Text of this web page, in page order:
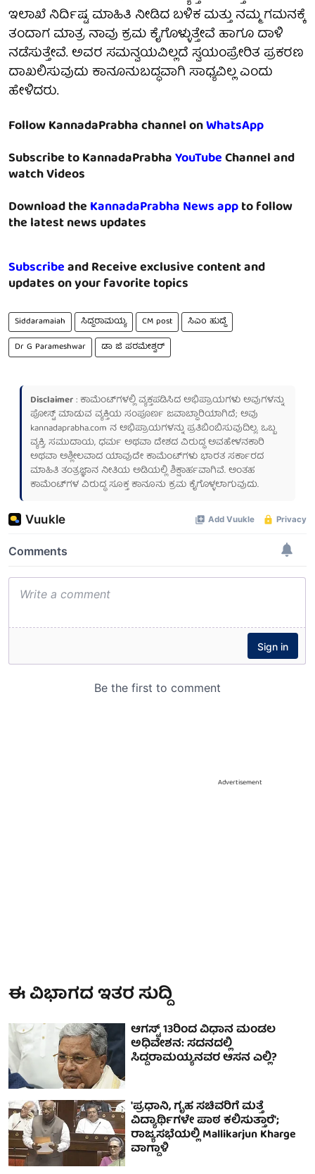
ಇಲಾಖೆ ನಿರ್ದಿಷ್ಟ ಮಾಹಿತಿ ನೀಡಿದ ಬಳಿಕ ಮತ್ತು ನಮ್ಮ ಗಮನಕ್ಕೆ
ತಂದಾಗ ಮಾತ್ರ ನಾವು ಕ್ರಮ ಕೈಗೊಳ್ಳುತ್ತೇವೆ ಹಾಗೂ ದಾಳಿ
ನಡೆಸುತ್ತೇವೆ. ಅವರ ಸಮನ್ವಯವಿಲ್ಲದೆ ಸ್ವಯಂಪ್ರೇರಿತ ಪ್ರಕರಣ
ದಾಖಲಿಸುವುದು ಕಾನೂನುಬದ್ಧವಾಗಿ ಸಾಧ್ಯವಿಲ್ಲ ಎಂದು
ಹೇಳಿದರು.
Follow KannadaPrabha channel onWhatsApp
Subscribe to KannadaPrabhaYouTubeChannel and
watch Videos
Download theKannadaPrabha News appto follow
the latest news updates
Subscribeand Receive exclusive content and
updates on your favorite topics
Siddaramaiah ಸಿದ್ದರಾಮಯ್ಯ CM post
ಸಿಎಂ ಹುದ್ದೆ
Dr G Parameshwar
ಡಾ ಜಿ ಪರಮೇಶ್ವರ್
Disclaimer: ಕಾಮೆಂಟ್‌ಗಳಲ್ಲಿ ವ್ಯಕ್ತಪಡಿಸಿದ ಅಭಿಪ್ರಾಯಗಳು ಅವುಗಳನ್ನು
ಪೋಸ್ಟ್ ಮಾಡುವ ವ್ಯಕ್ತಿಯ ಸಂಪೂರ್ಣ ಜವಾಬ್ದಾರಿಯಾಗಿದೆ; ಅವು
kannadaprabha.com ನ ಅಭಿಪ್ರಾಯಗಳನ್ನು ಪ್ರತಿಬಿಂಬಿಸುವುದಿಲ್ಲ. ಒಬ್ಬ
ವ್ಯಕ್ತಿ, ಸಮುದಾಯ, ಧರ್ಮ ಅಥವಾ ದೇಶದ ವಿರುದ್ಧ ಅವಹೇಳನಕಾರಿ
ಅಥವಾ ಅಶ್ಲೀಲವಾದ ಯಾವುದೇ ಕಾಮೆಂಟ್‌ಗಳು ಭಾರತ ಸರ್ಕಾರದ
ಮಾಹಿತಿ ತಂತ್ರಜ್ಞಾನ ನೀತಿಯ ಅಡಿಯಲ್ಲಿ ಶಿಕ್ಷಾರ್ಹವಾಗಿವೆ. ಅಂತಹ
ಕಾಮೆಂಟ್‌ಗಳ ವಿರುದ್ಧ ಸೂಕ್ತ ಕಾನೂನು ಕ್ರಮ ಕೈಗೊಳ್ಳಲಾಗುವುದು.
Advertisement
ಈ ವಿಭಾಗದ ಇತರ ಸುದ್ದಿ
ಆಗಸ್ಟ್ 13ರಿಂದ ವಿಧಾನ ಮಂಡಲ
ಅಧಿವೇಶನ: ಸದನದಲ್ಲಿ
ಸಿದ್ದರಾಮಯ್ಯನವರ ಆಸನ ಎಲ್ಲಿ?
'ಪ್ರಧಾನಿ, ಗೃಹ ಸಚಿವರಿಗೆ ಮತ್ತೆ
ವಿದ್ಯಾರ್ಥಿಗಳೇ ಪಾಠ ಕಲಿಸುತ್ತಾರೆ';
ರಾಜ್ಯಸಭೆಯಲ್ಲಿ Mallikarjun Kharge
ವಾಗ್ದಾಳಿ